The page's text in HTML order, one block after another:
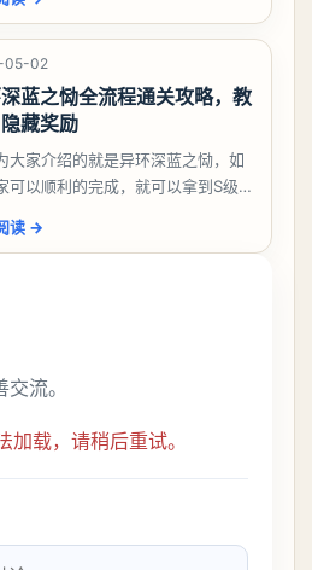
、夰、巾、中、虫、下、虾、卜、
、卟、
05-02
蓝之恸全流程通关攻略，教
藏奖励
大家介绍的就是异环深蓝之恸，如
可以顺利的完成，就可以拿到S级弧
的，对于那些新手玩家并不建议直
读 →
流。
加载，请稍后重试。